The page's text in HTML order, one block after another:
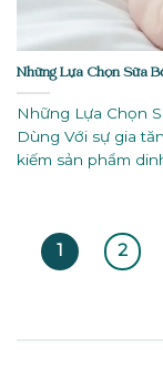
Những Lựa Chọn Sữa
Những Lựa Chọn
Dùng Với sự gia
kiếm sản phẩm
1 2